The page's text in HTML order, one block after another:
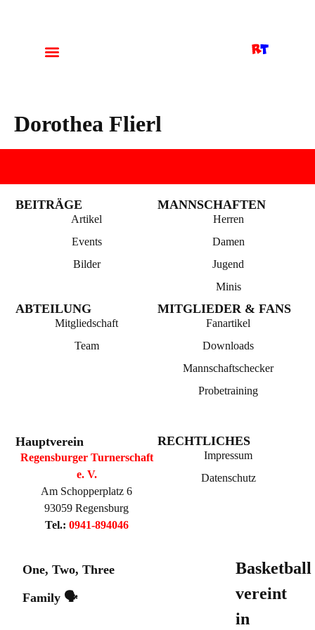
Dorothea Flierl
BEITRÄGE
Artikel
Events
Bilder
MANNSCHAFTEN
Herren
Damen
Jugend
Minis
ABTEILUNG
Mitgliedschaft
Team
MITGLIEDER & FANS
Fanartikel
Downloads
Mannschaftschecker
Probetraining
Hauptverein
Regensburger Turnerschaft
e. V.
Am Schopperplatz 6
93059 Regensburg
Tel.: 0941-894046
RECHTLICHES
Impressum
Datenschutz
One, Two, Three
Family 🗣️
Basketball
vereint
in